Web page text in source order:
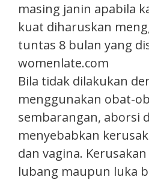
masing janin apabila
kuat diharuskan
tuntas 8 bulan yang
womenlate.com
Bila tidak dilakukan
menggunakan obat-
sembarangan, aborsi
menyebabkan
dan vagina.
lubang maupun luka